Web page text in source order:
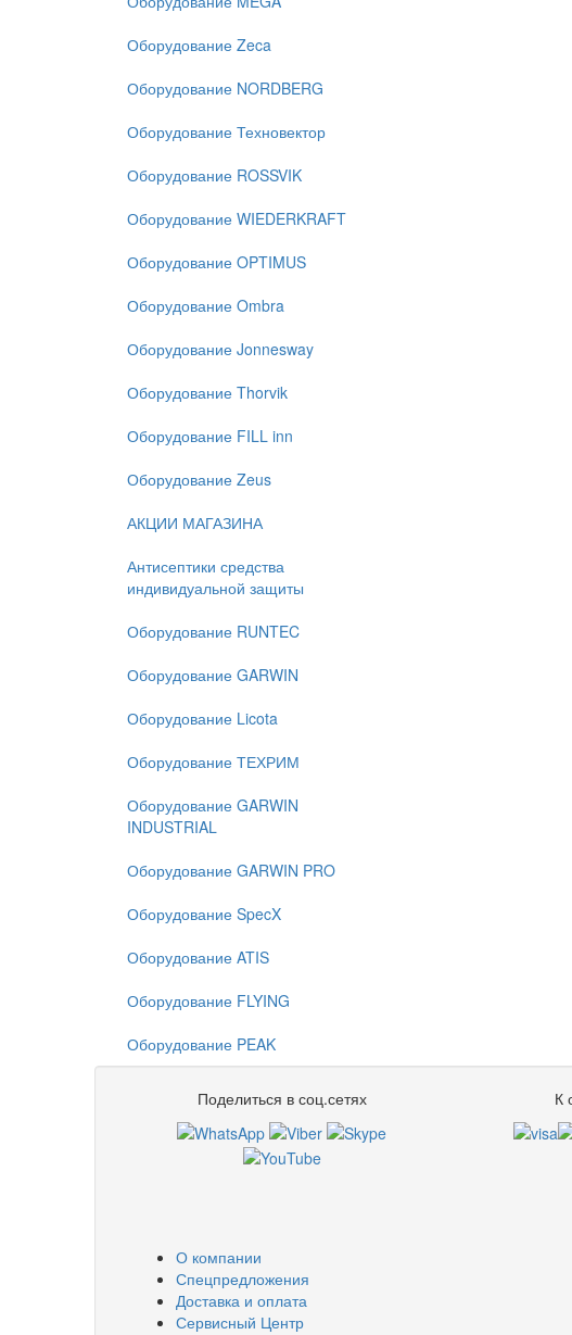
Оборудование Zeca
Оборудование NORDBERG
Оборудование Техновектор
Оборудование ROSSVIK
Оборудование WIEDERKRAFT
Оборудование OPTIMUS
Оборудование Ombra
Оборудование Jonnesway
Оборудование Thorvik
Оборудование FILL inn
Оборудование Zeus
АКЦИИ МАГАЗИНА
Антисептики средства
индивидуальной защиты
Оборудование RUNTEC
Оборудование GARWIN
Оборудование Licota
Оборудование ТЕХРИМ
Оборудование GARWIN
INDUSTRIAL
Оборудование GARWIN PRO
Оборудование SpecX
Оборудование ATIS
Оборудование FLYING
Оборудование PEAK
Поделиться в соц.сетях К
О компании
Спецпредложения
Доставка и оплата
Сервисный Центр